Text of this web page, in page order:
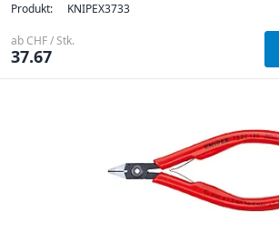
Produkt: KNIPEX3733
ab CHF / Stk.
37.67